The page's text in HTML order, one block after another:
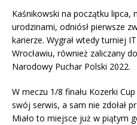
Kaśnikowski na początku lipca,
urodzinami, odniósł pierwsze
karierze. Wygrał wtedy turniej
Wrocławiu, również zaliczany
Narodowy Puchar Polski 2022.
W meczu 1/8 finału Kozerki
swój serwis, a sam nie zdołał
Miało to miejsce już w piątym